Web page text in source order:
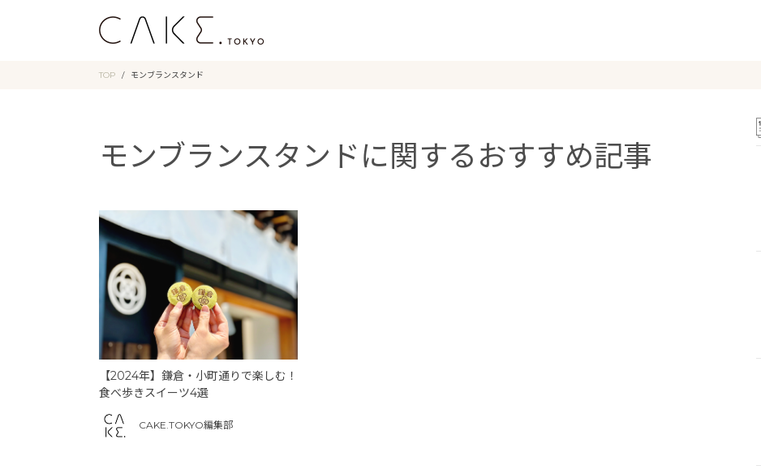
TOP モンブランスタンド
モンブランスタンドに関するおすすめ記事
【2024年】鎌倉・小町通りで楽しむ！
食べ歩きスイーツ4選
CAKE.TOKYO編集部